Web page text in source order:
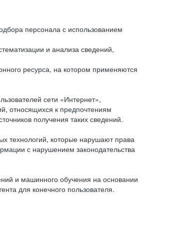
персонала с использованием
и анализа сведений,
ресурса, на котором применяются
сети «Интернет»,
относящихся к предпочтениям
получения таких сведений.
технологий, которые нарушают права
с нарушением законодательства
и машинного обучения на основании
для конечного пользователя.